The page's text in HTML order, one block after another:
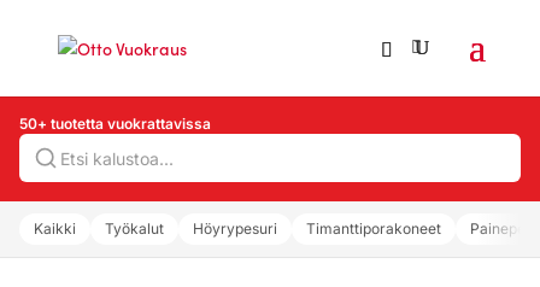
Hae
50+ tuotetta vuokrattavissa
Kaikki Työkalut Höyrypesuri Timanttiporakoneet